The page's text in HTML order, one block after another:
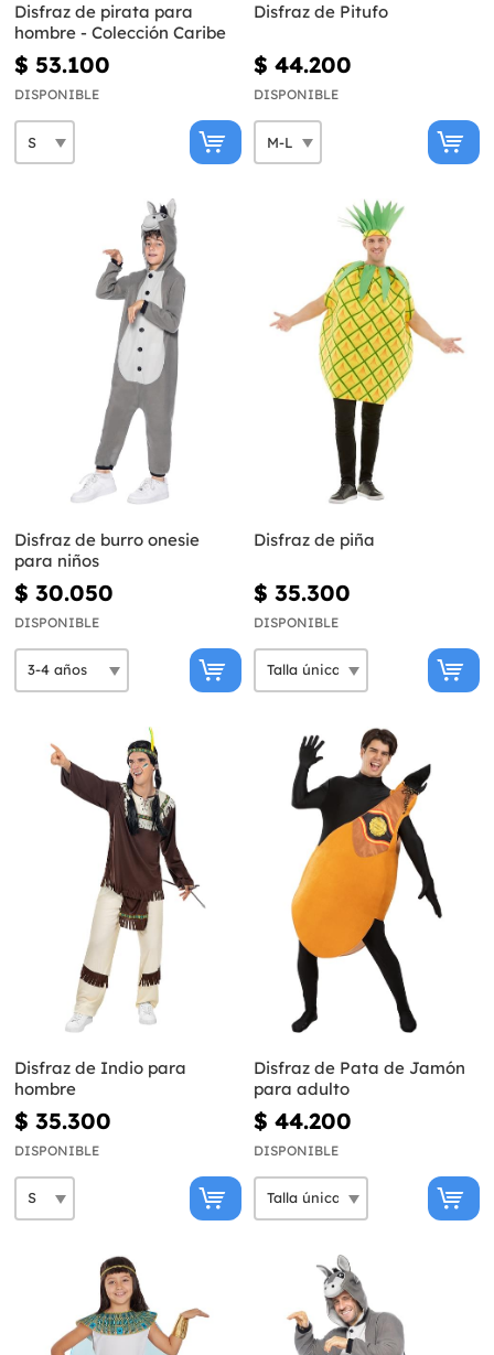
Disfraz de pirata para
hombre - Colección Caribe
$ 53.100
DISPONIBLE
Disfraz de Pitufo
$ 44.200
DISPONIBLE
Disfraz de burro onesie
para niños
$ 30.050
DISPONIBLE
Disfraz de piña
$ 35.300
DISPONIBLE
Disfraz de Indio para
hombre
$ 35.300
DISPONIBLE
Disfraz de Pata de Jamón
para adulto
$ 44.200
DISPONIBLE